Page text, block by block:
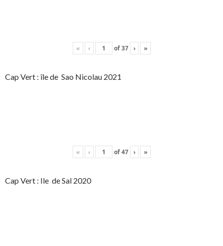
« ‹ of37 › »
Cap Vert : île de Sao Nicolau 2021
« ‹ of47 › »
Cap Vert : Ile de Sal 2020